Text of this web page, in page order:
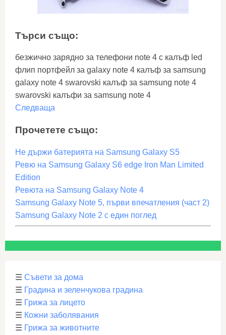
Търси също:
безжично зарядно за телефони note 4 с калъф led
флип портфейл за galaxy note 4 калъф за samsung
galaxy note 4 swarovski калъф за samsung note 4
swarovski калъфи за samsung note 4
Следваща
Прочетете също:
Не държи батерията на Samsung Galaxy S5
Ревю на Samsung Galaxy S6 edge Iron Man Limited
Edition
Ревюта на Samsung Galaxy Note 4
Samsung Galaxy Note 5, първи впечатления (част 2)
Samsung Galaxy Note 2 с един поглед
☰ Съвети за дома
☰ Градина и зеленчукова градина
☰ Грижа за лицето
☰ Кожни заболявания
☰ Грижа за животните